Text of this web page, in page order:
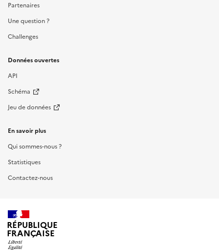
Partenaires
Une question ?
Challenges
Données ouvertes
API
Schéma
Jeu de données
En savoir plus
Qui sommes-nous ?
Statistiques
Contactez-nous
RÉPUBLIQUE
FRANÇAISE